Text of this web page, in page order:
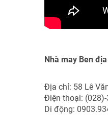
Nhà may Ben
Địa chỉ: 58 Lê
Điện thoại:
Di động: